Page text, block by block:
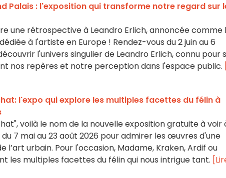
Palais : l'exposition qui transforme notre regard sur
une rétrospective à Leandro Erlich, annoncée comme
à l'artiste en Europe ! Rendez-vous du 2 juin au 6
l'univers singulier de Leandro Erlich, connu pour
nos repères et notre perception dans l'espace public.
l'expo qui explore les multiples facettes du félin à
voilà le nom de la nouvelle exposition gratuite à voir
7 mai au 23 août 2026 pour admirer les œuvres d'une
l’art urbain. Pour l'occasion, Madame, Kraken, Ardif ou
les multiples facettes du félin qui nous intrigue tant.